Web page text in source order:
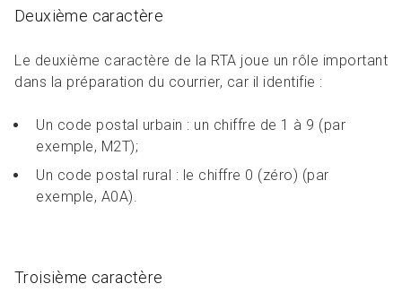
Deuxième caractère
Le deuxième caractère de la RTA joue un rôle important
dans la préparation du courrier, car il identifie :
Un code postal urbain : un chiffre de 1 à 9 (par
exemple, M2T);
Un code postal rural : le chiffre 0 (zéro) (par
exemple, A0A).
Troisième caractère